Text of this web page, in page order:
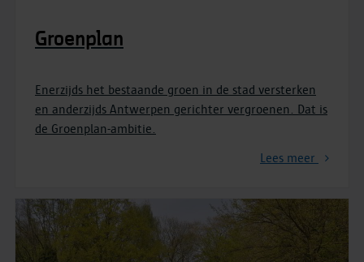
Groenplan
Enerzijds het bestaande groen in de stad versterken
en anderzijds Antwerpen gerichter vergroenen. Dat is
de Groenplan-ambitie.
Lees meer